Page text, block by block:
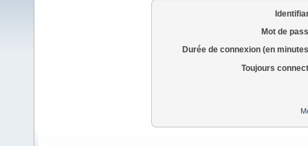
Mot de
Durée de connexion (en
Toujours